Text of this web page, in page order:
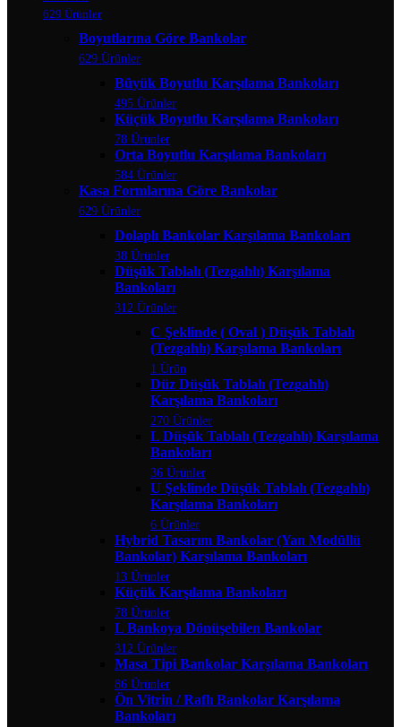
629 Ürünler
Boyutlarına Göre Bankolar
629 Ürünler
Büyük Boyutlu Karşılama Bankoları
495 Ürünler
Küçük Boyutlu Karşılama Bankoları
78 Ürünler
Orta Boyutlu Karşılama Bankoları
584 Ürünler
Kasa Formlarına Göre Bankolar
629 Ürünler
Dolaplı Bankolar Karşılama Bankoları
38 Ürünler
Düşük Tablalı (Tezgahlı) Karşılama
Bankoları
312 Ürünler
C Şeklinde ( Oval ) Düşük Tablalı
(Tezgahlı) Karşılama Bankoları
1 Ürün
Düz Düşük Tablalı (Tezgahlı)
Karşılama Bankoları
270 Ürünler
L Düşük Tablalı (Tezgahlı) Karşılama
Bankoları
36 Ürünler
U Şeklinde Düşük Tablalı (Tezgahlı)
Karşılama Bankoları
6 Ürünler
Hybrid Tasarım Bankolar (Yan Modüllü
Bankolar) Karşılama Bankoları
13 Ürünler
Küçük Karşılama Bankoları
78 Ürünler
L Bankoya Dönüşebilen Bankolar
312 Ürünler
Masa Tipi Bankolar Karşılama Bankoları
86 Ürünler
Ön Vitrin / Raflı Bankolar Karşılama
Bankoları